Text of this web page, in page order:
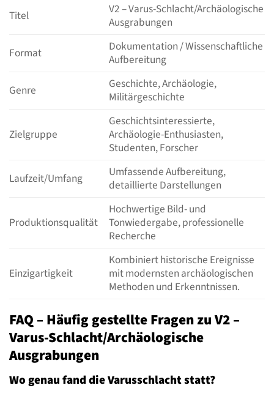
Titel
V2 – Varus-Schlacht/Archäologische
Ausgrabungen
Format
Dokumentation / Wissenschaftliche
Aufbereitung
Genre
Geschichte, Archäologie,
Militärgeschichte
Zielgruppe
Geschichtsinteressierte,
Archäologie-Enthusiasten,
Studenten, Forscher
Laufzeit/Umfang
Umfassende Aufbereitung,
detaillierte Darstellungen
Produktionsqualität
Hochwertige Bild- und
Tonwiedergabe, professionelle
Recherche
Einzigartigkeit
Kombiniert historische Ereignisse
mit modernsten archäologischen
Methoden und Erkenntnissen.
FAQ – Häufig gestellte Fragen zu V2 –
Varus-Schlacht/Archäologische
Ausgrabungen
Wo genau fand die Varusschlacht statt?